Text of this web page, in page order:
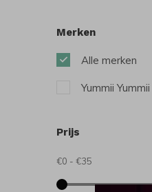
Merken
Alle merken
Yummii Yummii
Prijs
€0 - €35